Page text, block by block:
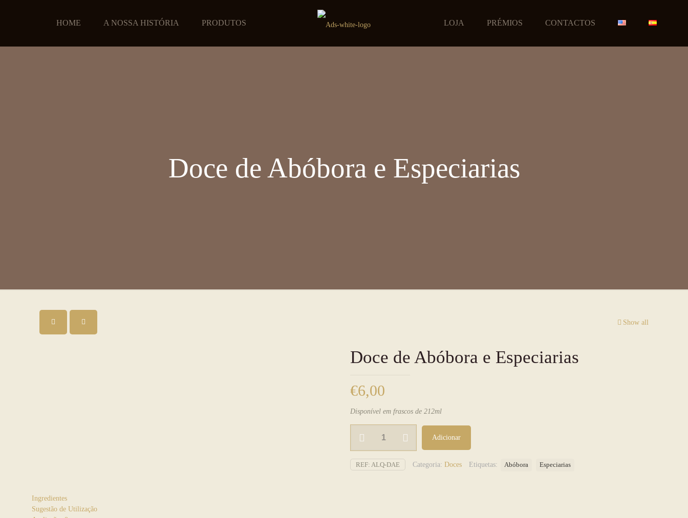
HOME A NOSSA HISTÓRIA PRODUTOS LOJA PRÉMIOS CONTACTOS
Doce de Abóbora e Especiarias
Show all
Doce de Abóbora e Especiarias
€6,00
Disponível em frascos de 212ml
Doce
de
Abóbora
Adicionar
REF: ALQ-DAE Categoria: Doces Etiquetas: Abóbora Especiarias
Ingredientes
Sugestão de Utilização